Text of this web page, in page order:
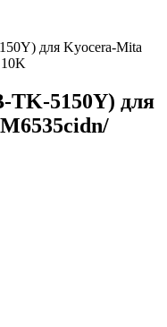
для Kyocera-Mita
TK-5150Y) для